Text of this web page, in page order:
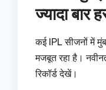
ज्यादा बार
कई IPL सीजनों में
मजबूत रहा है।
रिकॉर्ड देखें।